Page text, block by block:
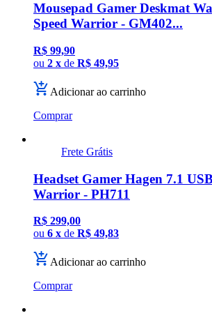
Mousepad Gamer Deskmat
Speed Warrior - GM402...
R$ 99,90
ou 2 x de R$ 49,95
Adicionar ao carrinho
Comprar
Frete Grátis
Headset Gamer Hagen 7.1
Warrior - PH711
R$ 299,00
ou 6 x de R$ 49,83
Adicionar ao carrinho
Comprar